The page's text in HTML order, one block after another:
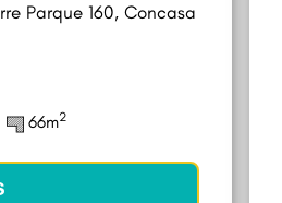
Parque 160, Concasa
66m2